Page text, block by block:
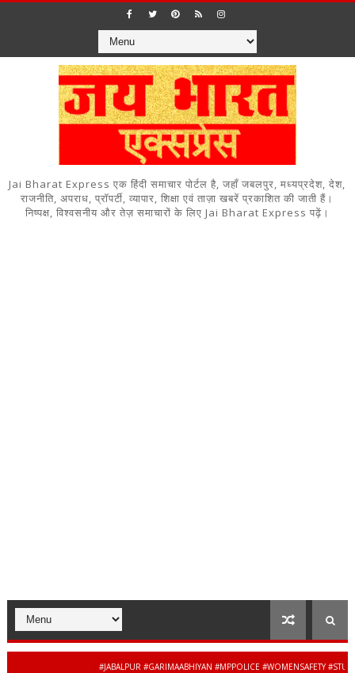
Jai Bharat Express एक हिंदी समाचार पोर्टल है, जहाँ जबलपुर, मध्यप्रदेश, देश,
राजनीति, अपराध, प्रॉपर्टी, व्यापार, शिक्षा एवं ताज़ा खबरें प्रकाशित की जाती हैं।
निष्पक्ष, विश्वसनीय और तेज़ समाचारों के लिए Jai Bharat Express पढ़ें।
#JABALPUR #GARIMAABHIYAN #MPPOLICE #WOMENSAFETY